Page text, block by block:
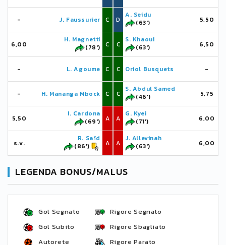
- J. Faussurier C
6,00
H. Magnetti
(78')
C
- L. Agoume C
- H. Mananga Mbock C
5,50
I. Cardona
(69')
A
s.v.
R. Saïd
(86')
A
D
A. Seidu
(63')
5,50
C
S. Khaoui
(63')
6,50
C Oriol Busquets -
C
S. Abdul Samed
(46')
5,75
A
G. Kyei
(71')
6,00
A
J. Allevinah
(63')
6,00
LEGENDA BONUS/MALUS
Gol Segnato
Gol Subito
Autorete
Rigore Segnato
Rigore Sbagliato
Rigore Parato